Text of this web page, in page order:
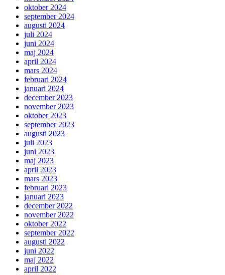
oktober 2024
september 2024
augusti 2024
juli 2024
juni 2024
maj 2024
april 2024
mars 2024
februari 2024
januari 2024
december 2023
november 2023
oktober 2023
september 2023
augusti 2023
juli 2023
juni 2023
maj 2023
april 2023
mars 2023
februari 2023
januari 2023
december 2022
november 2022
oktober 2022
september 2022
augusti 2022
juni 2022
maj 2022
april 2022